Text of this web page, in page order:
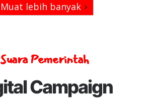
Muat lebih banyak
Suara Pemerintah
Campaign